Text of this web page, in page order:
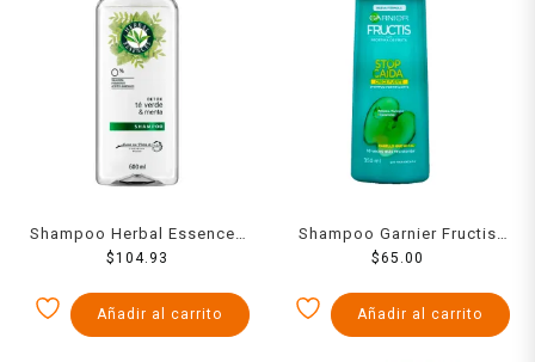
Shampoo Herbal Essences
detox té verde & menta 600
$104.93
Añadir al carrito
Shampoo Garnier Fructis
stop caída 350 ml
$65.00
Añadir al carrito